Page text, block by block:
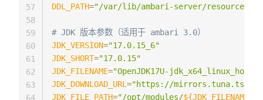
DDL_PATH="/var/lib/ambari-server/resources/
# JDK 版本参数（适用于 ambari 3.0）
JDK_VERSION="17.0.15_6"
JDK_SHORT="17.0.15"
JDK_FILENAME="OpenJDK17U-
JDK_DOWNLOAD_URL="https://
JDK_FILE_PATH="/opt/modules/${JDK_FILENAME}
57
58
59
60
61
62
63
64